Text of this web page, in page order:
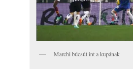
Marchi búcsút int a kupának